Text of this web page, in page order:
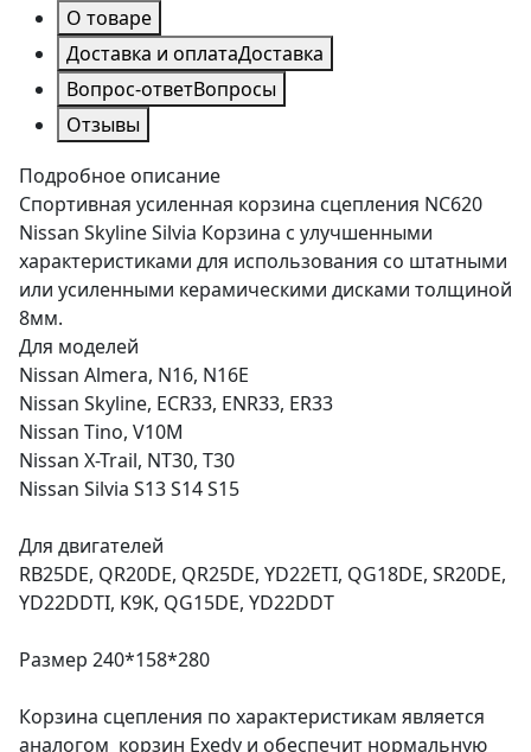
О товаре
Доставка и оплатаДоставка
Вопрос-ответВопросы
Отзывы
Подробное описание
Спортивная усиленная корзина сцепления NC620
Nissan Skyline Silvia Корзина с улучшенными
характеристиками для использования со штатными
или усиленными керамическими дисками толщиной
8мм.
Для моделей
Nissan Almera, N16, N16E
Nissan Skyline, ECR33, ENR33, ER33
Nissan Tino, V10M
Nissan X-Trail, NT30, T30
Nissan Silvia S13 S14 S15
Для двигателей
RB25DE, QR20DE, QR25DE, YD22ETI, QG18DE, SR20DE,
YD22DDTI, K9K, QG15DE, YD22DDT
Размер 240*158*280
Корзина сцепления по характеристикам является
аналогом корзин Exedy и обеспечит нормальную